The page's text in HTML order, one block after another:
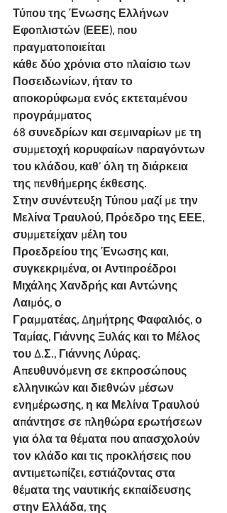
Τύπου της Ένωσης Ελλήνων
Εφοπλιστών (ΕΕΕ), που
πραγματοποιείται
κάθε δύο χρόνια στο πλαίσιο των
Ποσειδωνίων, ήταν το
αποκορύφωμα ενός εκτεταμένου
προγράμματος
68 συνεδρίων και σεμιναρίων με τη
συμμετοχή κορυφαίων παραγόντων
του κλάδου, καθ’ όλη τη διάρκεια
της πενθήμερης έκθεσης.
Στην συνέντευξη Τύπου μαζί με την
Μελίνα Τραυλού, Πρόεδρο της ΕΕΕ,
συμμετείχαν μέλη του
Προεδρείου της Ένωσης και,
συγκεκριμένα, οι Αντιπροέδροι
Μιχάλης Χανδρής και Αντώνης
Λαιμός, ο
Γραμματέας, Δημήτρης Φαφαλιός, ο
Ταμίας, Γιάννης Ξυλάς και το Μέλος
του Δ.Σ., Γιάννης Λύρας.
Απευθυνόμενη σε εκπροσώπους
ελληνικών και διεθνών μέσων
ενημέρωσης, η κα Μελίνα Τραυλού
απάντησε σε πληθώρα ερωτήσεων
για όλα τα θέματα που απασχολούν
τον κλάδο και τις προκλήσεις που
αντιμετωπίζει, εστιάζοντας στα
θέματα της ναυτικής εκπαίδευσης
στην Ελλάδα, της